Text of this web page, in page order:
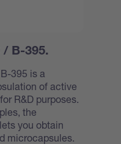
B-395.
395 is a
of active
R&D purposes.
the
you obtain
microcapsules.